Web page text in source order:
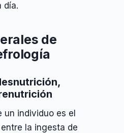
día.
de
un individuo es el
la ingesta de